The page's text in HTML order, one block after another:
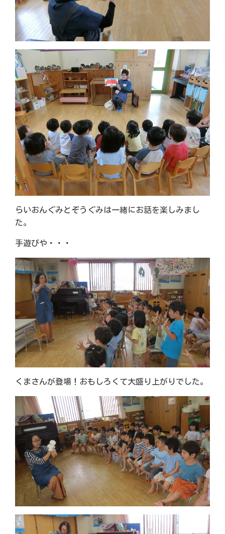
らいおんぐみとぞうぐみは一緒にお話を楽しみまし
た。
手遊びや・・・
くまさんが登場！おもしろくて大盛り上がりでした。